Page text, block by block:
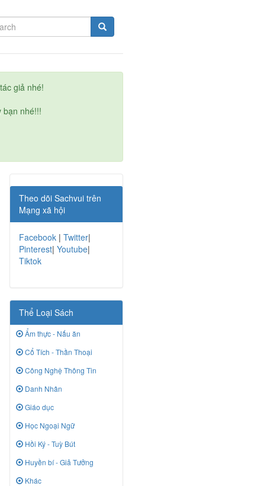
giả nhé!
bạn nhé!!!
Theo dõi Sachvui trên
Mạng xã hội
Facebook | Twitter|
Pinterest| Youtube|
Tiktok
Thể Loại Sách
Ẩm thực - Nấu ăn
Cổ Tích - Thần Thoại
Công Nghệ Thông Tin
Danh Nhân
Giáo dục
Học Ngoại Ngữ
Hồi Ký - Tuỳ Bút
Huyền bí - Giả Tưởng
Khác